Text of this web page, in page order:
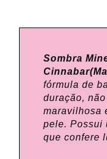
Sombra
fórmula de
duração,
maravilhosa
pele. Possui
que confere